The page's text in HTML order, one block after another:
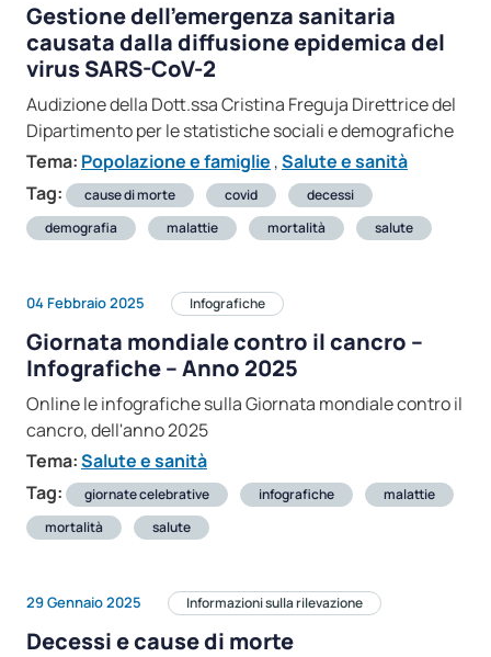
Gestione dell’emergenza sanitaria
causata dalla diffusione epidemica del
virus SARS-CoV-2
Audizione della Dott.ssa Cristina Freguja Direttrice del
Dipartimento per le statistiche sociali e demografiche
Tema: Popolazione e famiglie ,Salute e sanità
Tag:
cause di morte covid
decessi
demografia
malattie mortalità salute
04 Febbraio 2025 Infografiche
Giornata mondiale contro il cancro –
Infografiche – Anno 2025
Online le infografiche sulla Giornata mondiale contro il
cancro, dell'anno 2025
Tema:Salute e sanità
Tag:
giornate celebrative infografiche
malattie
mortalità
salute
29 Gennaio 2025 Informazioni sulla rilevazione
Decessi e cause di morte